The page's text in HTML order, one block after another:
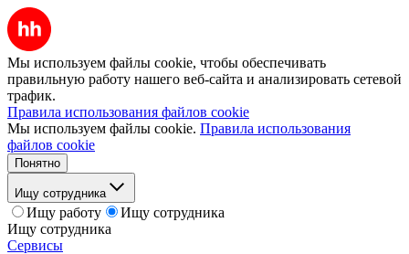
Мы используем файлы cookie, чтобы обеспечивать
правильную работу нашего веб-сайта и анализировать сетевой
трафик.
Правила использования файлов cookie
Мы используем файлы cookie. Правила использования
файлов cookie
Понятно
Ищу сотрудника
Ищу работу
Ищу сотрудника
Ищу сотрудника
Сервисы